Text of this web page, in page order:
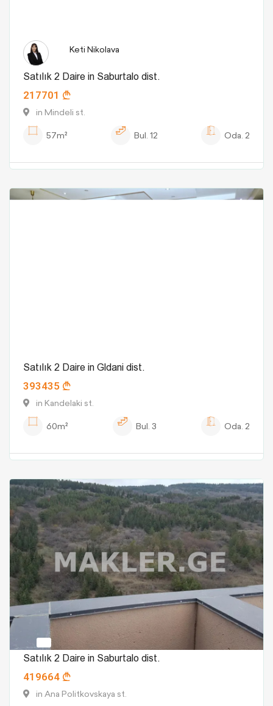
Keti Nikolava
Satılık 2 Daire in Saburtalo dist.
217701
in Mindeli st.
57m²
Bul. 12 Oda. 2
Satılık 2 Daire in Gldani dist.
393435
in Kandelaki st.
60m²
Bul. 3 Oda. 2
Satılık 2 Daire in Saburtalo dist.
419664
in Ana Politkovskaya st.